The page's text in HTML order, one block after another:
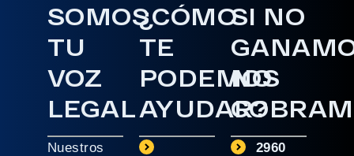
SOMOS
TU
VOZ
LEGAL
Nuestros
¿CÓMO
TE
PODEMOS
AYUDAR?
SI NO
NO
2960